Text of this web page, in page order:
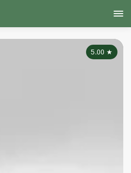
5.00 ★